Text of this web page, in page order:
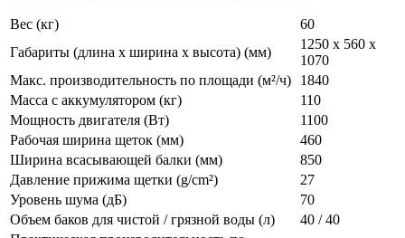
Вес (кг)
60
Габариты (длина х ширина х высота) (мм)
1250 x 560 x
1070
Макс. производительность по площади (м²/ч)
1840
Масса с аккумулятором (кг)
110
Мощность двигателя (Вт)
1100
Рабочая ширина щеток (мм)
460
Ширина всасывающей балки (мм)
850
Давление прижима щетки (g/cm²)
27
Уровень шума (дБ)
70
Объем баков для чистой / грязной воды (л)
40 / 40